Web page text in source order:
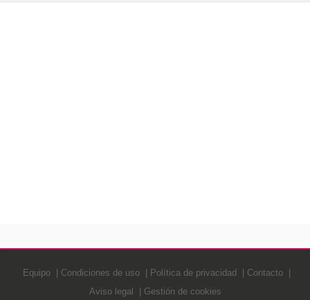
Equipo Condiciones de uso Política de privacidad
Contacto
Aviso legal
Gestión de cookies